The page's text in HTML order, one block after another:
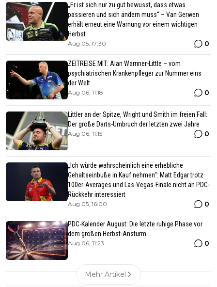
„Er ist sich nur zu gut bewusst, dass etwas
passieren und sich ändern muss“ – Van Gerwen
erhält erneut eine Warnung vor einem wichtigen
Herbst
Aug 05, 17:30 0
ZEITREISE MIT: Alan Warriner-Little – vom
psychiatrischen Krankenpfleger zur Nummer eins
der Welt
Aug 06, 11:18 0
Littler an der Spitze, Wright und Smith im freien Fall:
Der große Darts-Umbruch der letzten zwei Jahre
Aug 06, 11:15 0
„Ich würde wahrscheinlich eine erhebliche
Gehaltseinbuße in Kauf nehmen“: Matt Edgar trotz
100er-Averages und Las-Vegas-Finale nicht an PDC-
Rückkehr interessiert
Aug 05, 16:00 0
PDC-Kalender August: Die letzte ruhige Phase vor
dem großen Herbst-Ansturm
Aug 06, 11:23 0
Mehr Artikel